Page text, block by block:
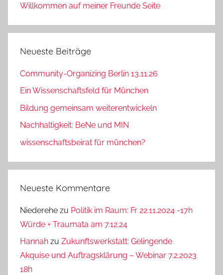
Willkommen auf meiner Freunde Seite
Neueste Beiträge
Community-Organizing Berlin 13.11.26
Ein Wissenschaftsfeld für München
Bildung gemeinsam weiterentwickeln
Nachhaltigkeit: BeNe und MIN
wissenschaftsbeirat für münchen?
Neueste Kommentare
Niederehe zu Politik im Raum: Fr 22.11.2024 -17h
Würde + Traumata am 7.12.24
Hannah zu Zukunftswerkstatt: Gelingende
Akquise und Auftragsklärung – Webinar 7.2.2023
18h